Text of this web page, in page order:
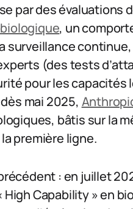
par des évaluations
, un
surveillance
(des tests
pour les capacités
mai 2025,
bâtis sur la
première ligne.
: en juillet
High Capability » en